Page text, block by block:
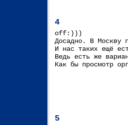
4
off:)))
Досадно. В Москву
И нас таких ещё
Ведь есть же
Как бы просмотр
5